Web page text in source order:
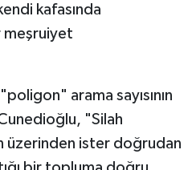
kafasında
meşruiyet
arama sayısının
"Silah
üzerinden ister doğrudan